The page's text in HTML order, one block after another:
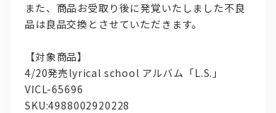
また、商品お受取り後に発覚いたしました不良
品は良品交換とさせていただきます。
【対象商品】
4/20発売lyrical school アルバム「L.S.」
VICL-65696
SKU:4988002920228